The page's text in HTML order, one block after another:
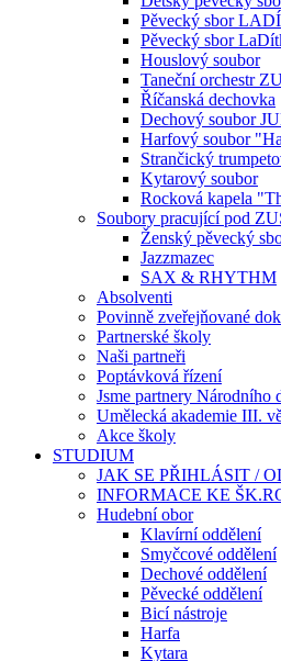
Pěvecký sbor
Pěvecký sbor
Houslový soubor
Taneční orchestr
Říčanská dechovka
Dechový soubor
Harfový soubor
Strančický
Kytarový soubor
Rocková kapela
Soubory pracující pod
Ženský pěvecký
Jazzmazec
SAX & RHYTHM
Absolventi
Povinně zveřejňované
Partnerské školy
Naši partneři
Poptávková řízení
Jsme partnery Národního
Umělecká akademie III.
Akce školy
STUDIUM
JAK SE PŘIHLÁSIT /
INFORMACE KE
Hudební obor
Klavírní oddělení
Smyčcové oddělení
Dechové oddělení
Pěvecké oddělení
Bicí nástroje
Harfa
Kytara